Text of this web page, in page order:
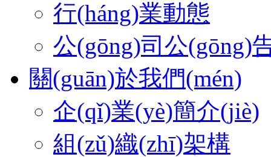
行(háng)業動態
公(gōng)司公(gōng)
關(guān)於我們(mén)
企(qǐ)業(yè)簡介(jiè)
組(zǔ)織(zhī)架構